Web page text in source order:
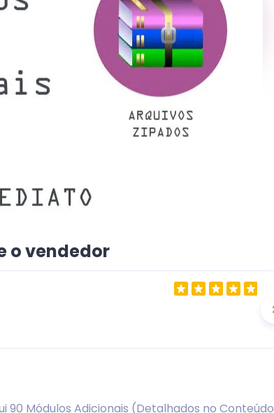
o vendedor
90 Módulos Adicionais (Detalhados no Conteúdo